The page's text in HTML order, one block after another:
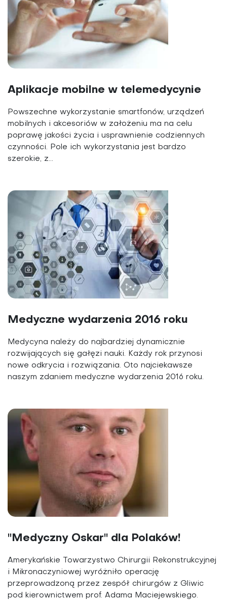
Aplikacje mobilne w telemedycynie
Powszechne wykorzystanie smartfonów, urządzeń
mobilnych i akcesoriów w założeniu ma na celu
poprawę jakości życia i usprawnienie codziennych
czynności. Pole ich wykorzystania jest bardzo
szerokie, z...
Medyczne wydarzenia 2016 roku
Medycyna należy do najbardziej dynamicznie
rozwijających się gałęzi nauki. Każdy rok przynosi
nowe odkrycia i rozwiązania. Oto najciekawsze
naszym zdaniem medyczne wydarzenia 2016 roku.
"Medyczny Oskar" dla Polaków!
Amerykańskie Towarzystwo Chirurgii Rekonstrukcyjnej
i Mikronaczyniowej wyróżniło operację
przeprowadzoną przez zespół chirurgów z Gliwic
pod kierownictwem prof. Adama Maciejewskiego.